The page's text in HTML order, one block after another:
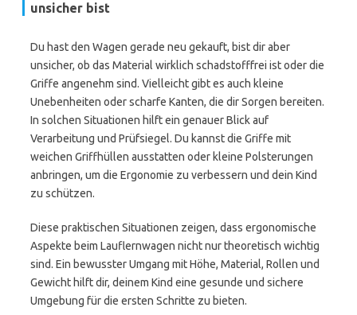
unsicher bist
Du hast den Wagen gerade neu gekauft, bist dir aber
unsicher, ob das Material wirklich schadstofffrei ist oder die
Griffe angenehm sind. Vielleicht gibt es auch kleine
Unebenheiten oder scharfe Kanten, die dir Sorgen bereiten.
In solchen Situationen hilft ein genauer Blick auf
Verarbeitung und Prüfsiegel. Du kannst die Griffe mit
weichen Griffhüllen ausstatten oder kleine Polsterungen
anbringen, um die Ergonomie zu verbessern und dein Kind
zu schützen.
Diese praktischen Situationen zeigen, dass ergonomische
Aspekte beim Lauflernwagen nicht nur theoretisch wichtig
sind. Ein bewusster Umgang mit Höhe, Material, Rollen und
Gewicht hilft dir, deinem Kind eine gesunde und sichere
Umgebung für die ersten Schritte zu bieten.